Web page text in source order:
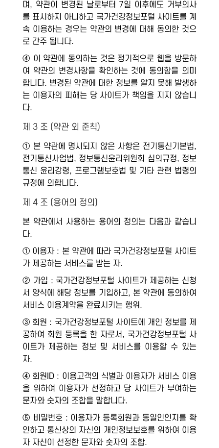
며, 약관이 변경된 날로부터 7일 이후에도 거부의사
를 표시하지 아니하고 국가건강정보포털 사이트를 계
속 이용하는 경우는 약관의 변경에 대해 동의한 것으
로 간주 됩니다.
④ 이 약관에 동의하는 것은 정기적으로 웹을 방문하
여 약관의 변경사항을 확인하는 것에 동의함을 의미
합니다. 변경된 약관에 대한 정보를 알지 못해 발생하
는 이용자의 피해는 당 사이트가 책임을 지지 않습니
다.
제 3 조 (약관 외 준칙)
① 본 약관에 명시되지 않은 사항은 전기통신기본법,
전기통신사업법, 정보통신윤리위원회 심의규정, 정보
통신 윤리강령, 프로그램보호법 및 기타 관련 법령의
규정에 의합니다.
제 4 조 (용어의 정의)
본 약관에서 사용하는 용어의 정의는 다음과 같습니
다.
① 이용자 : 본 약관에 따라 국가건강정보포털 사이트
가 제공하는 서비스를 받는 자.
② 가입 : 국가건강정보포털 사이트가 제공하는 신청
서 양식에 해당 정보를 기입하고, 본 약관에 동의하여
서비스 이용계약을 완료시키는 행위.
③ 회원 : 국가건강정보포털 사이트에 개인 정보를 제
공하여 회원 등록을 한 자로서, 국가건강정보포털 사
이트가 제공하는 정보 및 서비스를 이용할 수 있는
자.
④ 회원ID : 이용고객의 식별과 이용자가 서비스 이용
을 위하여 이용자가 선정하고 당 사이트가 부여하는
문자와 숫자의 조합을 말합니다.
⑤ 비밀번호 : 이용자가 등록회원과 동일인인지를 확
인하고 통신상의 자신의 개인정보보호를 위하여 이용
자 자신이 선정한 문자와 숫자의 조합.